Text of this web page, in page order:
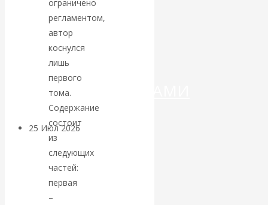
ДЕНЕГ»: КИТАЙ
ВЕДЁТ БОРЬБУ
КРИПТОВАЛЮТАМИ
25 Июл 2026
Валентин
КАтасонов.
ограничено
регламентом,
автор
коснулся
лишь
первого
тома.
Содержание
состоит
из
следующих
частей:
первая
–